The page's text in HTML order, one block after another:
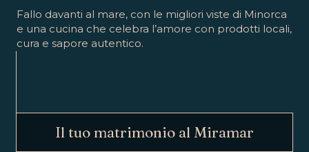
Fallo davanti al mare, con le migliori viste di Minorca
e una cucina che celebra l’amore con prodotti locali,
cura e sapore autentico.
Il tuo matrimonio al Miramar